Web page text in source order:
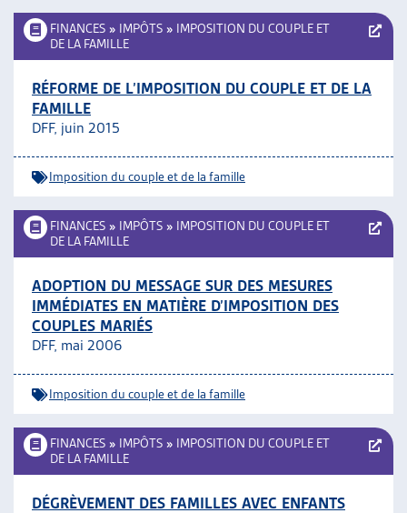
FINANCES » IMPÔTS » IMPOSITION DU COUPLE ET
DE LA FAMILLE
RÉFORME DE L’IMPOSITION DU COUPLE ET DE LA
FAMILLE
DFF, juin 2015
Imposition du couple et de la famille
FINANCES » IMPÔTS » IMPOSITION DU COUPLE ET
DE LA FAMILLE
ADOPTION DU MESSAGE SUR DES MESURES
IMMÉDIATES EN MATIÈRE D’IMPOSITION DES
COUPLES MARIÉS
DFF, mai 2006
Imposition du couple et de la famille
FINANCES » IMPÔTS » IMPOSITION DU COUPLE ET
DE LA FAMILLE
DÉGRÈVEMENT DES FAMILLES AVEC ENFANTS